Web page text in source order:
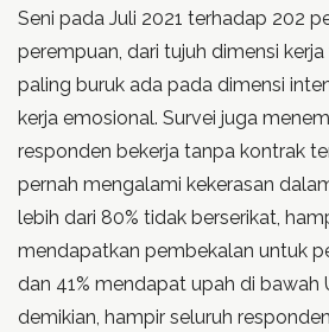
Seni pada Juli 2021 terhadap 202
perempuan, dari tujuh dimensi
paling buruk ada pada dimensi
kerja emosional. Survei juga
responden bekerja tanpa kontrak
pernah mengalami kekerasan
lebih dari 80% tidak berserikat,
mendapatkan pembekalan untuk
dan 41% mendapat upah di bawah
demikian, hampir seluruh